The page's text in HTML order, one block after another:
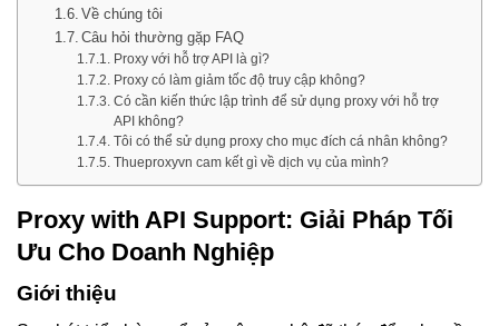
Về chúng tôi
Câu hỏi thường gặp FAQ
Proxy với hỗ trợ API là gì?
Proxy có làm giảm tốc độ truy cập không?
Có cần kiến thức lập trình để sử dụng proxy với hỗ trợ
API không?
Tôi có thể sử dụng proxy cho mục đích cá nhân không?
Thueproxyvn cam kết gì về dịch vụ của mình?
Proxy with API Support: Giải Pháp Tối
Ưu Cho Doanh Nghiệp
Giới thiệu